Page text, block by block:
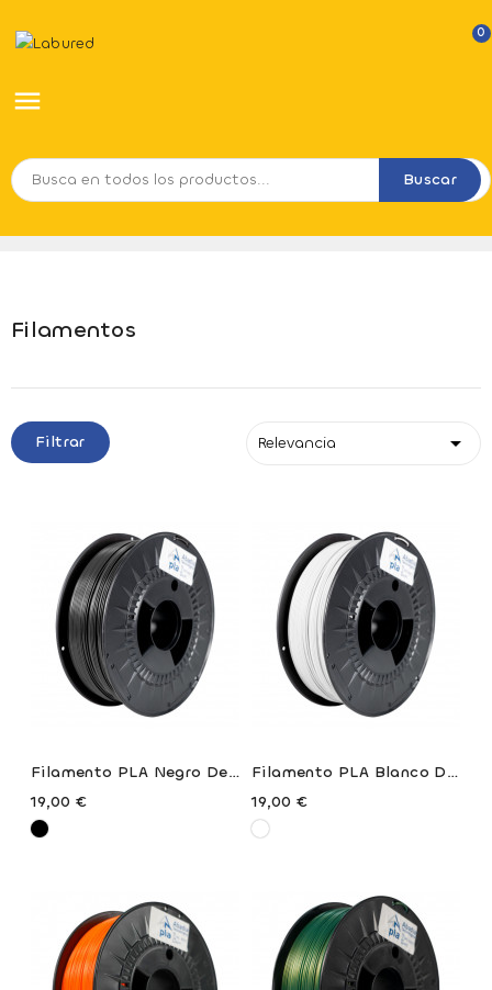
0

Buscar
Filamentos
Filtrar Relevancia 
Filamento PLA Negro De
Abadía Tecnológica
19,00 €
Filamento PLA Blanco De
Abadía Tecnológica
19,00 €